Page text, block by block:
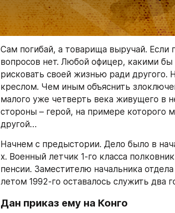
Сам погибай, а товарища выручай. Если
вопросов нет. Любой офицер, какими бы
рисковать своей жизнью ради другого.
креслом. Чем иным объяснить
малого уже четверть века живущего в
стороны – герой, на примере которого
другой…
Начнем с предыстории. Дело было в
х. Военный летчик 1-го класса
пенсии. Заместителю начальника
летом 1992-го оставалось служить два
Дан приказ ему на Конго